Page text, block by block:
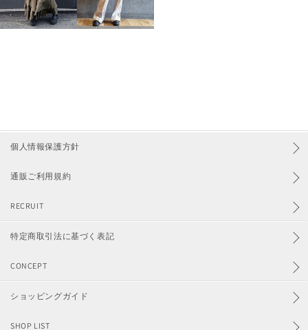
個人情報保護方針
通販ご利用規約
RECRUIT
特定商取引法に基づく表記
CONCEPT
ショッピングガイド
SHOP LIST